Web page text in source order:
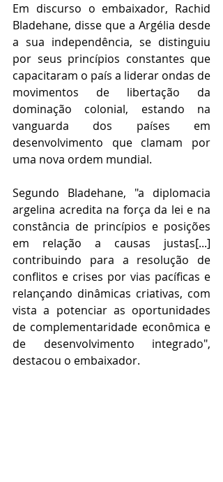
Em discurso o embaixador, Rachid
Bladehane, disse que a Argélia desde
a sua independência, se distinguiu
por seus princípios constantes que
capacitaram o país a liderar ondas de
movimentos de libertação da
dominação colonial, estando na
vanguarda dos países em
desenvolvimento que clamam por
uma nova ordem mundial.
Segundo Bladehane, "a diplomacia
argelina acredita na força da lei e na
constância de princípios e posições
em relação a causas justas[...]
contribuindo para a resolução de
conflitos e crises por vias pacíficas e
relançando dinâmicas criativas, com
vista a potenciar as oportunidades
de complementaridade econômica e
de desenvolvimento integrado",
destacou o embaixador.